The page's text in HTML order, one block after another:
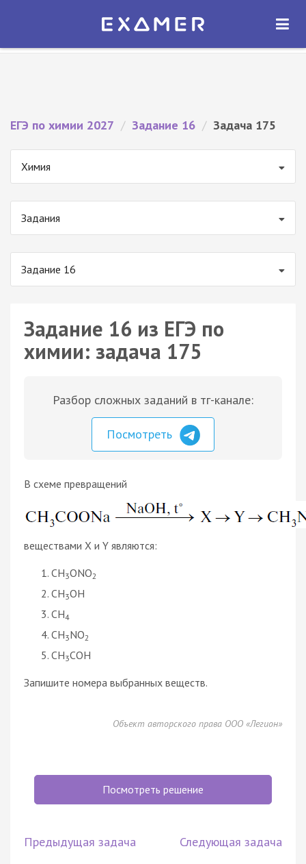
Экзамер — ЕГЭ 2027
ОТКРЫТЬ
ЕГЭ по химии 2027 / Задание 16 / Задача 175
Химия
Задания
Задание 16
Задание 16 из ЕГЭ по
химии: задача 175
Разбор сложных заданий в тг-канале:
Посмотреть
В схеме превращений
веществами Х и Y являются:
CH3ONO2
CH3OH
CH4
CH3NO2
CH3COH
Запишите номера выбранных веществ.
Объект авторского права ООО «Легион»
Посмотреть решение
Предыдущая задача Следующая задача